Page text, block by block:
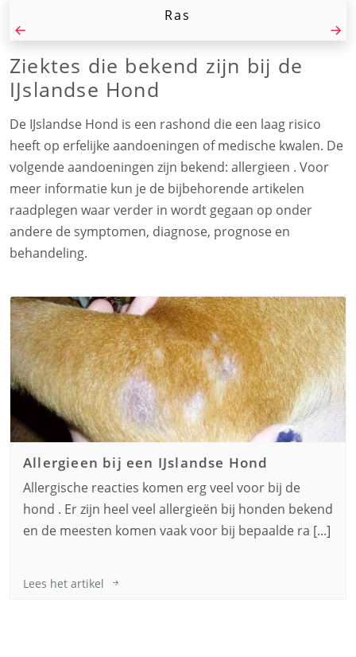
Ras
Ziektes die bekend zijn bij de
IJslandse Hond
De IJslandse Hond is een rashond die een laag risico
heeft op erfelijke aandoeningen of medische kwalen. De
volgende aandoeningen zijn bekend: allergieen . Voor
meer informatie kun je de bijbehorende artikelen
raadplegen waar verder in wordt gegaan op onder
andere de symptomen, diagnose, prognose en
behandeling.
Allergieen bij een IJslandse Hond
Allergische reacties komen erg veel voor bij de
hond . Er zijn heel veel allergieën bij honden bekend
en de meesten komen vaak voor bij bepaalde ra [...]
Lees het artikel